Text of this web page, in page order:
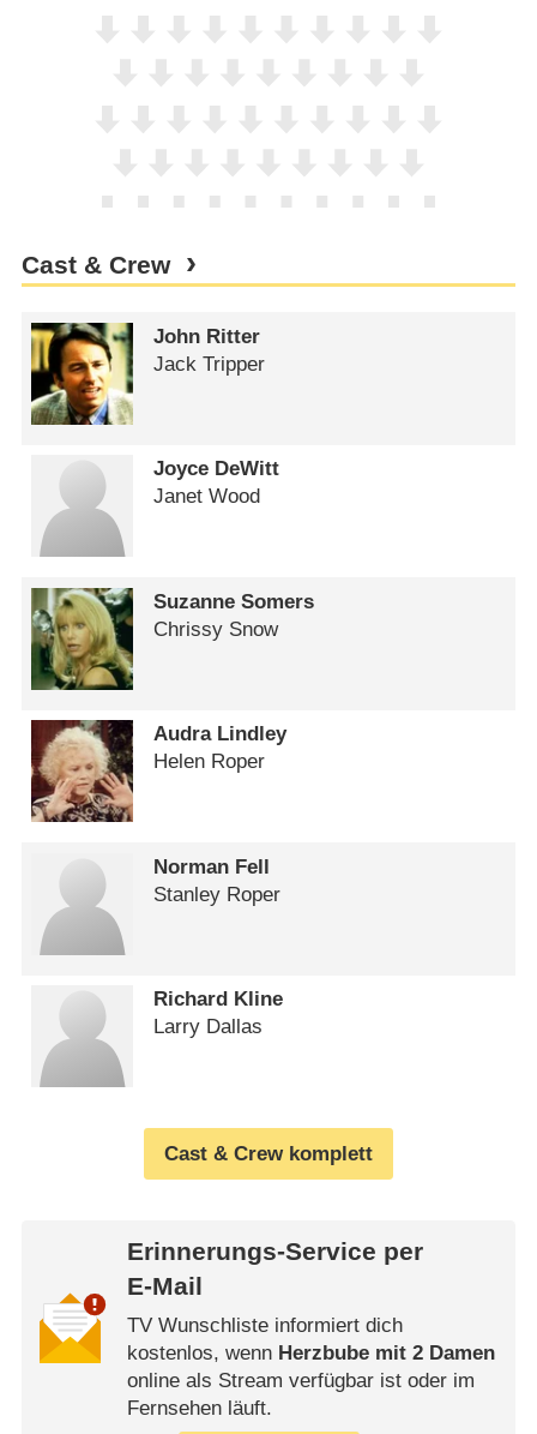
Cast & Crew
John Ritter
Jack Tripper
Joyce DeWitt
Janet Wood
Suzanne Somers
Chrissy Snow
Audra Lindley
Helen Roper
Norman Fell
Stanley Roper
Richard Kline
Larry Dallas
Cast & Crew komplett
Erinnerungs-Service per
E-Mail
TV Wunschliste informiert dich
kostenlos, wenn Herzbube mit 2 Damen
online als Stream verfügbar ist oder im
Fernsehen läuft.